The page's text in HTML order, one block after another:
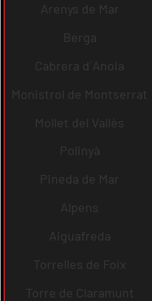
Arenys de Mar
Berga
Cabrera d´Anoia
Monistrol de Montserrat
Mollet del Vallès
Polinyà
Pineda de Mar
Alpens
Aiguafreda
Torrelles de Foix
Torre de Claramunt